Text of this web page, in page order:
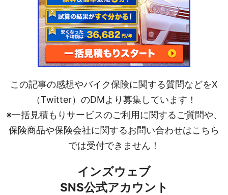
この記事の感想やバイク保険に関する質問などをX
（Twitter）のDMより募集しています！
※一括見積もりサービスのご利用に関するご質問や、
保険商品や保険会社に関するお問い合わせはこちら
では受付できません！
インズウェブ
SNS公式アカウント